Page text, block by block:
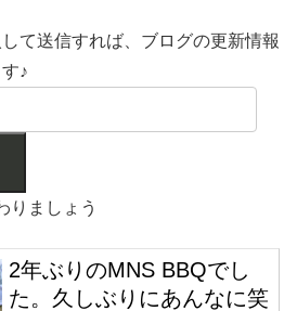
て送信すれば、ブログの更新情報
♪
りましょう
2年ぶりのMNS BBQでし
た。久しぶりにあんなに笑